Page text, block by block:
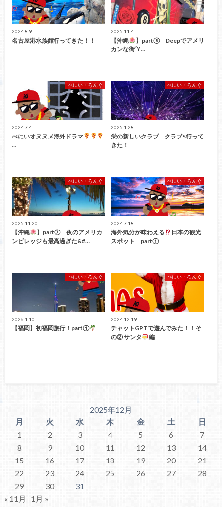
2024.8.9
名古屋港水族館行ってきた！！
2025.11.4
【沖縄
】part⑤ Deepでアメリ
カンな街Ὗ…
ぺにい・ろんぐ
2024.7.4
ぺにいオヌヌメ海外ドラマ
…
ぺにい・ろんぐ
2025.1.28
栄の新しいクラブ クラブS行って
きた！
ぺにい・ろんぐ
2025.11.20
【沖縄
】part⑦ 夜のアメリカ
ンビレッジも最高過ぎた&#…
ぺにい・ろんぐ
2024.7.18
海外気分が味わえる
日本の観光
スポット part①
ぺにい・ろんぐ
2026.1.10
【福岡】初福岡旅行！part①
ぺにい・ろんぐ
2024.12.19
チャットGPTで遊んでみた！！そ
の② サンタ
編
2025年12月
月
火 水 木 金 土
日
1
2 3 4 5 6
7
8
9 10 11 12 13
14
15
16 17 18 19 20
21
22
23 24 25 26 27
28
29
30
31
« 11月
1月 »